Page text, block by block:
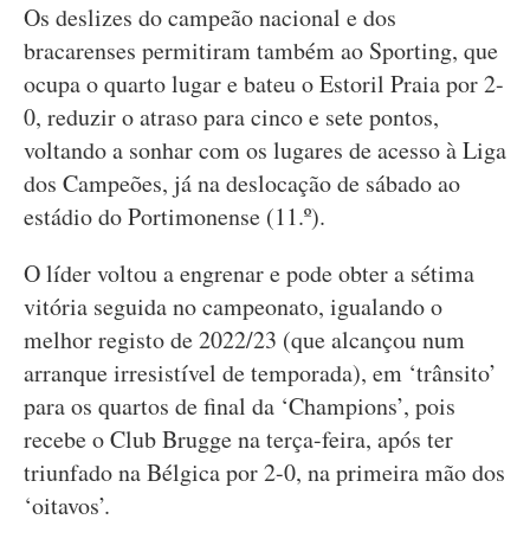
Os deslizes do campeão nacional e dos
bracarenses permitiram também ao Sporting, que
ocupa o quarto lugar e bateu o Estoril Praia por 2-
0, reduzir o atraso para cinco e sete pontos,
voltando a sonhar com os lugares de acesso à Liga
dos Campeões, já na deslocação de sábado ao
estádio do Portimonense (11.º).
O líder voltou a engrenar e pode obter a sétima
vitória seguida no campeonato, igualando o
melhor registo de 2022/23 (que alcançou num
arranque irresistível de temporada), em ‘trânsito’
para os quartos de final da ‘Champions’, pois
recebe o Club Brugge na terça-feira, após ter
triunfado na Bélgica por 2-0, na primeira mão dos
‘oitavos’.